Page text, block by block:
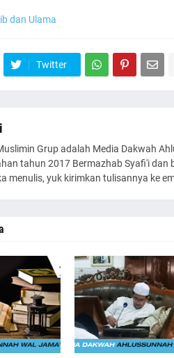
dan Ulama
Twitter
Grup adalah Media Dakwah
tahun 2017 Bermazhab Syafi'i
menulis, yuk kirimkan tulisannya ke